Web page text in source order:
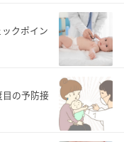
クポイン
目の予防接